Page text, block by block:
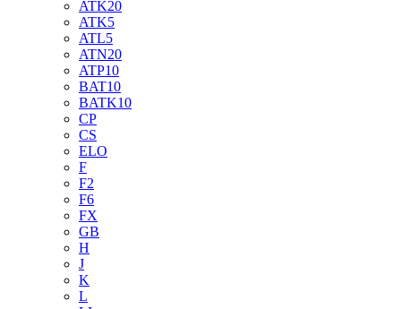
ATK20
ATK5
ATL5
ATN20
ATP10
BAT10
BATK10
CP
CS
ELO
F
F2
F6
FX
GB
H
J
K
L